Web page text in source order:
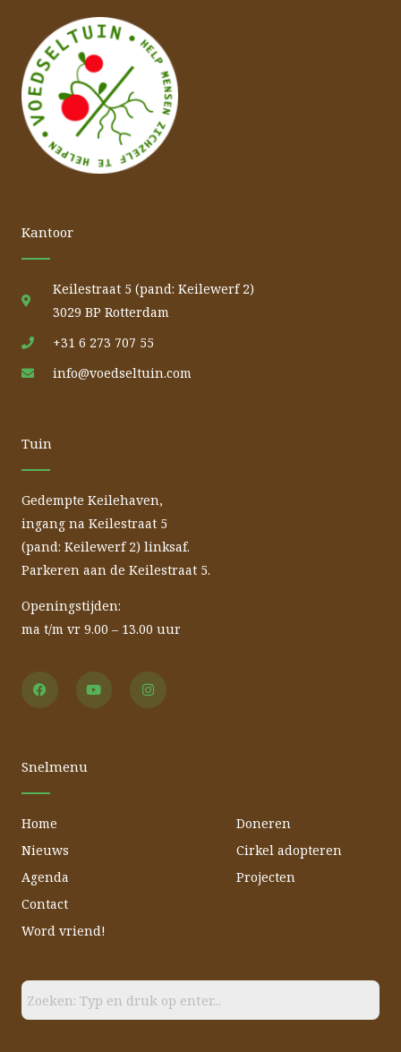
Kantoor
Keilestraat 5 (pand: Keilewerf 2)
3029 BP Rotterdam
+31 6 273 707 55
info@voedseltuin.com
Tuin
Gedempte Keilehaven,
ingang na Keilestraat 5
(pand: Keilewerf 2) linksaf.
Parkeren aan de Keilestraat 5.
Openingstijden:
ma t/m vr 9.00 – 13.00 uur
a
o
k
o n
Snelmenu
Home
Nieuws
Agenda
Contact
Word vriend!
Doneren
Cirkel adopteren
Projecten